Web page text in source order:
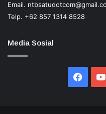
Email.
Telp. +62 857 1314 8528
Media Sosial